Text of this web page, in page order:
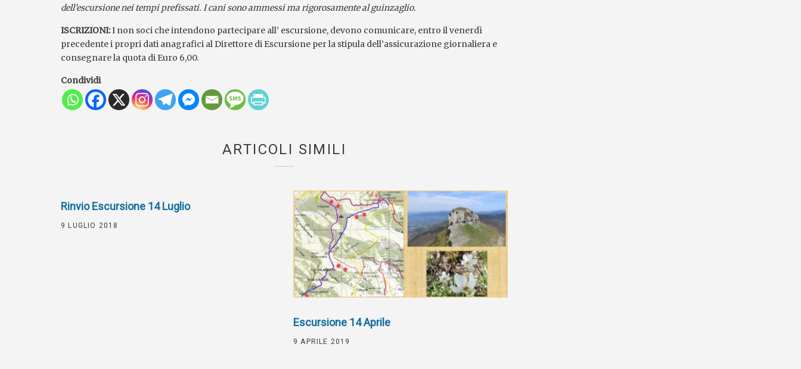
dell’escursione nei tempi prefissati. I cani sono ammessi ma rigorosamente al guinzaglio.
ISCRIZIONI:I non soci che intendono partecipare all’ escursione, devono comunicare, entro il venerdì
precedente i propri dati anagrafici al Direttore di Escursione per la stipula dell’assicurazione giornaliera e
consegnare la quota di Euro 6,00.
Condividi
ARTICOLI SIMILI
Rinvio Escursione 14 Luglio
9 LUGLIO 2018
Escursione 14 Aprile
9 APRILE 2019